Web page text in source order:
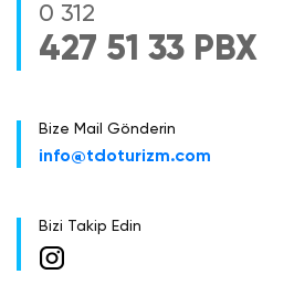
0 312
427 51 33 PBX
Bize Mail Gönderin
info@tdoturizm.com
Bizi Takip Edin